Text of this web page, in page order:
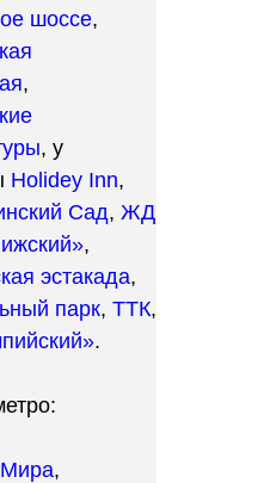
шоссе,
,
, у
Holidey Inn,
Сад, ЖД
,
эстакада,
парк, ТТК,
.
Мира,